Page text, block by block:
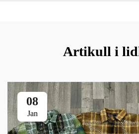
Artikull i
08
Jan